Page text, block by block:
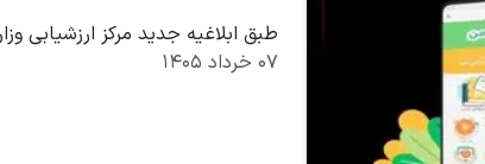
طبق ابلاغیه جدید مرکز
۰۷ خرداد ۱۴۰۵